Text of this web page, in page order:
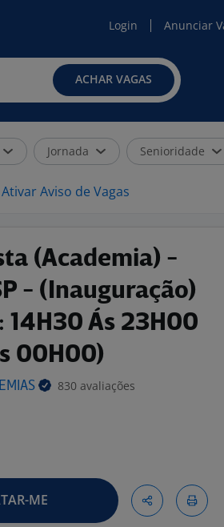
Login Anunciar
ACHAR VAGAS
Jornada Senioridade
Ativar Aviso de Vagas
(Academia) -
- (Inauguração)
14H30 Ás 23H00
00H00)
830 avaliações
ME